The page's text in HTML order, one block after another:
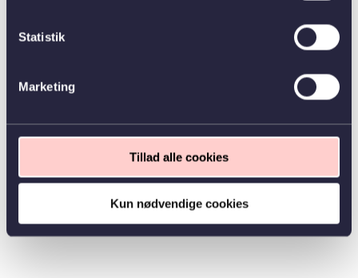
Statistik
Marketing
Tillad alle cookies
Kun nødvendige cookies